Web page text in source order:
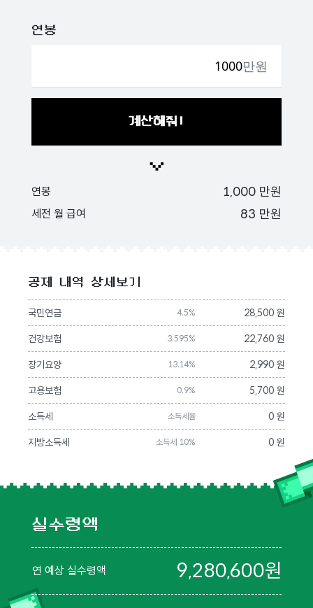
연봉
만원
계산해줘!
연봉 1,000 만원
세전 월 급여 83 만원
공제 내역 상세보기
국민연금 4.5% 28,500 원
건강보험 3.595% 22,760 원
장기요양 13.14% 2,990 원
고용보험 0.9% 5,700 원
소득세 소득세율 0 원
지방소득세 소득세 10% 0 원
실수령액
연 예상 실수령액 9,280,600원